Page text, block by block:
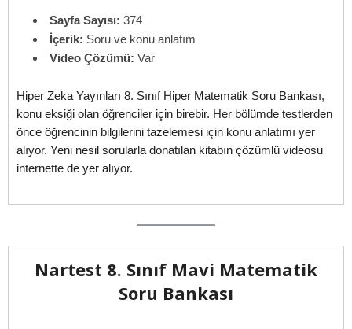
Sayfa Sayısı: 374
İçerik: Soru ve konu anlatım
Video Çözümü: Var
Hiper Zeka Yayınları 8. Sınıf Hiper Matematik Soru Bankası,
konu eksiği olan öğrenciler için birebir. Her bölümde testlerden
önce öğrencinin bilgilerini tazelemesi için konu anlatımı yer
alıyor. Yeni nesil sorularla donatılan kitabın çözümlü videosu
internette de yer alıyor.
Nartest 8. Sınıf Mavi Matematik
Soru Bankası